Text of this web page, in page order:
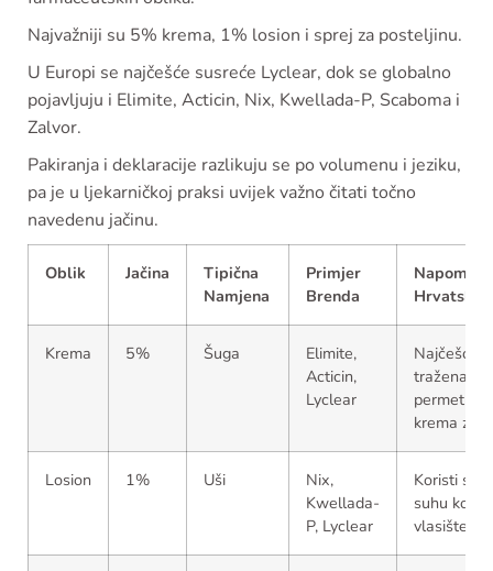
Najvažniji su 5% krema, 1% losion i sprej za posteljinu.
U Europi se najčešće susreće Lyclear, dok se globalno
pojavljuju i Elimite, Acticin, Nix, Kwellada-P, Scaboma i
Zalvor.
Pakiranja i deklaracije razlikuju se po volumenu i jeziku,
pa je u ljekarničkoj praksi uvijek važno čitati točno
navedenu jačinu.
Oblik Jačina
Tipična
Namjena
Primjer
Brenda
Hrvatsku
Krema 5% Šuga
Elimite,
Acticin,
Lyclear
Najčešće
tražena
permetrin
krema za
Losion 1% Uši
Nix,
Kwellada-
P, Lyclear
Koristi se
suhu kosu i
vlasište.